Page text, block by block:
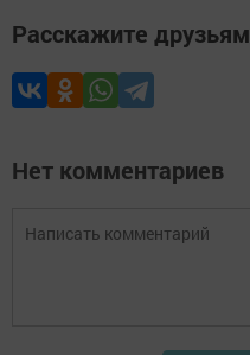
Расскажите друзьям
Нет комментариев